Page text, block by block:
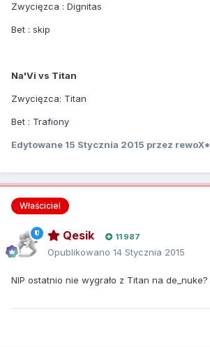
Zwycięzca : Dignitas
Bet : skip
Na'Vi vs Titan
Zwycięzca: Titan
Bet : Trafiony
Edytowane 15 Stycznia 2015 przez rewoX*
Właściciel
Qesik 11 987
Opublikowano 14 Stycznia 2015
NIP ostatnio nie wygrało z Titan na de_nuke?